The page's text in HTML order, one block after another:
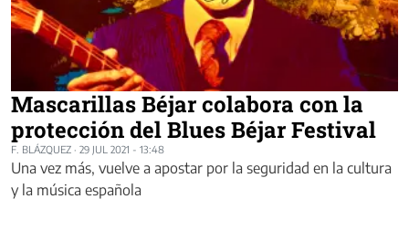
Mascarillas Béjar colabora con la
protección del Blues Béjar Festival
F. BLÁZQUEZ · 29 JUL 2021 - 13:48
Una vez más, vuelve a apostar por la seguridad en la cultura
y la música española